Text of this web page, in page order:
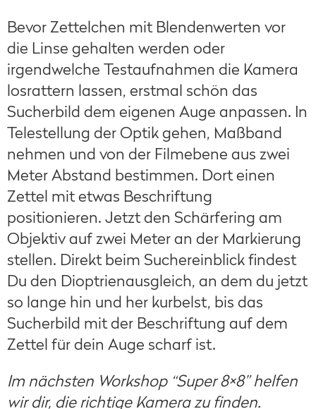
Bevor Zettelchen mit Blendenwerten vor
die Linse gehalten werden oder
irgendwelche Testaufnahmen die Kamera
losrattern lassen, erstmal schön das
Sucherbild dem eigenen Auge anpassen. In
Telestellung der Optik gehen, Maßband
nehmen und von der Filmebene aus zwei
Meter Abstand bestimmen. Dort einen
Zettel mit etwas Beschriftung
positionieren. Jetzt den Schärfering am
Objektiv auf zwei Meter an der Markierung
stellen. Direkt beim Suchereinblick findest
Du den Dioptrienausgleich, an dem du jetzt
so lange hin und her kurbelst, bis das
Sucherbild mit der Beschriftung auf dem
Zettel für dein Auge scharf ist.
Im nächsten Workshop “Super 8×8” helfen
wir dir, die richtige Kamera zu finden.